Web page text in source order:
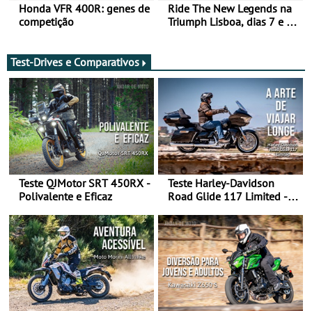
Honda VFR 400R: genes de
competição
Ride The New Legends na
Triumph Lisboa, dias 7 e 8
Test-Drives e Comparativos
Teste QJMotor SRT 450RX -
Polivalente e Eficaz
Teste Harley-Davidson
Road Glide 117 Limited - A